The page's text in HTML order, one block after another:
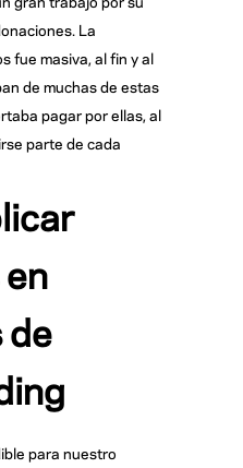
La
fue masiva, al fin y al
de muchas de estas
pagar por ellas, al
parte de cada
para nuestro